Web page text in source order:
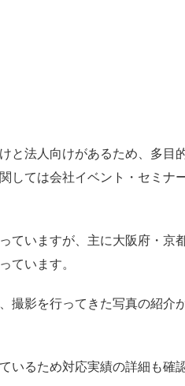
と法人向けがあるため、多目
しては会社イベント・セミナ
ていますが、主に大阪府・京
ています。
撮影を行ってきた写真の紹介
いるため対応実績の詳細も確